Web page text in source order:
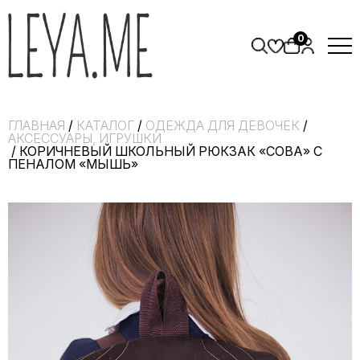
0
ГЛАВНАЯ / КАТАЛОГ / ОДЕЖДА ДЛЯ ДЕВОЧЕК /
АКСЕССУАРЫ, ИГРУШКИ
/ КОРИЧНЕВЫЙ ШКОЛЬНЫЙ РЮКЗАК «СОВА» С
ПЕНАЛОМ «МЫШЬ»